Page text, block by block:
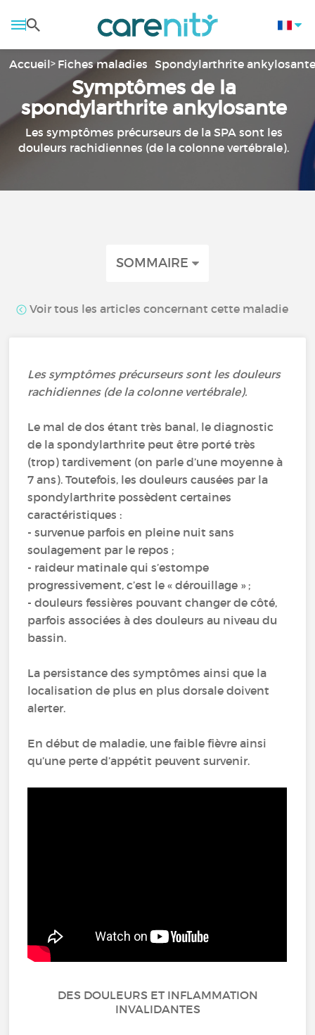
Accueil Fiches maladies Spondylarthrite
Symptômes de la
spondylarthrite ankylosante
Les symptômes précurseurs de la SPA sont les
douleurs rachidiennes (de la colonne vertébrale).
SOMMAIRE
Voir tous les articles concernant cette maladie
Les symptômes précurseurs sont les douleurs
rachidiennes (de la colonne vertébrale).
Le mal de dos étant très banal, le diagnostic
de la spondylarthrite peut être porté très
(trop) tardivement (on parle d’une moyenne à
7 ans). Toutefois, les douleurs causées par la
spondylarthrite possèdent certaines
caractéristiques :
- survenue parfois en pleine nuit sans
soulagement par le repos ;
- raideur matinale qui s’estompe
progressivement, c’est le « dérouillage » ;
- douleurs fessières pouvant changer de côté,
parfois associées à des douleurs au niveau du
bassin.
La persistance des symptômes ainsi que la
localisation de plus en plus dorsale doivent
alerter.
En début de maladie, une faible fièvre ainsi
qu’une perte d’appétit peuvent survenir.
DES DOULEURS ET INFLAMMATION
INVALIDANTES